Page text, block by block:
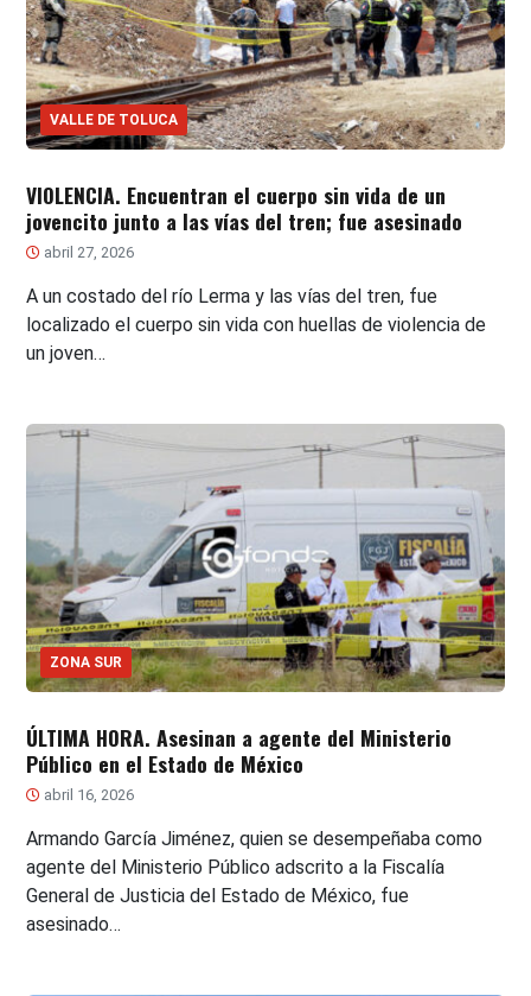
VALLE DE TOLUCA
VIOLENCIA. Encuentran el cuerpo sin vida de un
jovencito junto a las vías del tren; fue asesinado
abril 27, 2026
A un costado del río Lerma y las vías del tren, fue
localizado el cuerpo sin vida con huellas de violencia de
un joven…
ZONA SUR
ÚLTIMA HORA. Asesinan a agente del Ministerio
Público en el Estado de México
abril 16, 2026
Armando García Jiménez, quien se desempeñaba como
agente del Ministerio Público adscrito a la Fiscalía
General de Justicia del Estado de México, fue
asesinado…